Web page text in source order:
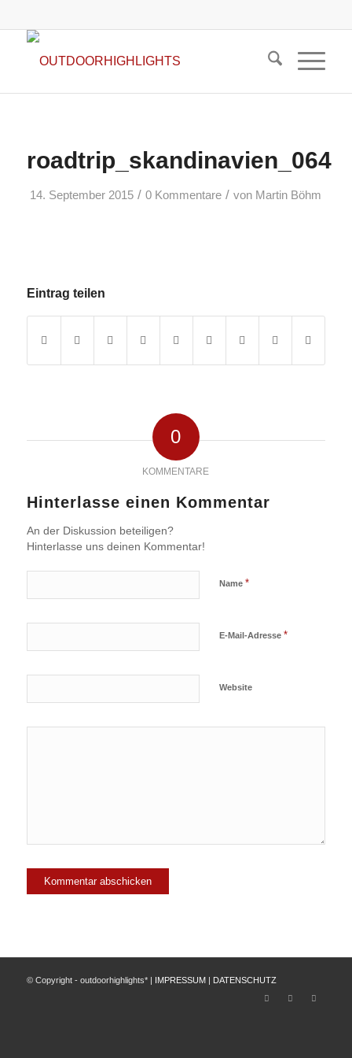
roadtrip_skandinavien_064
14. September 2015 / 0 Kommentare / von Martin Böhm
Eintrag teilen
0
KOMMENTARE
Hinterlasse einen Kommentar
An der Diskussion beteiligen?
Hinterlasse uns deinen Kommentar!
Name *
E-Mail-Adresse *
Website
© Copyright - outdoorhighlights* | IMPRESSUM DATENSCHUTZ